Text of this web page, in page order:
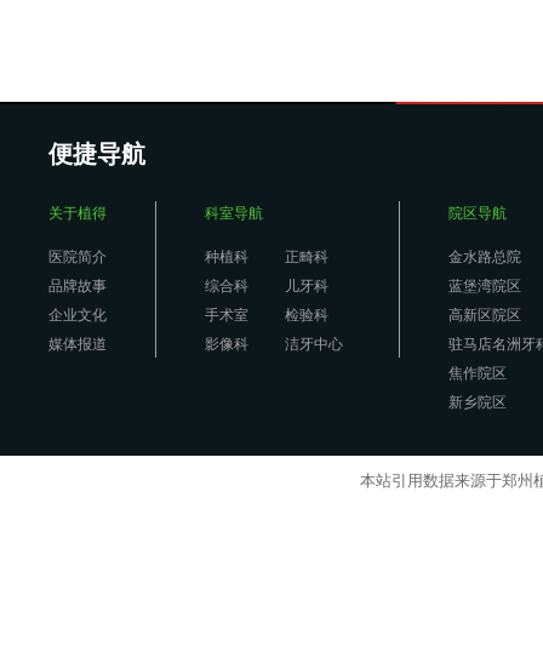
便捷导航
关于植得
医院简介
品牌故事
企业文化
媒体报道
科室导航
种植科
正畸科
综合科
儿牙科
手术室
检验科
影像科
洁牙中心
院区导航
金水路总院
蓝堡湾院区
高新区院区
驻马店名洲牙
焦作院区
新乡院区
本站引用数据来源于郑州